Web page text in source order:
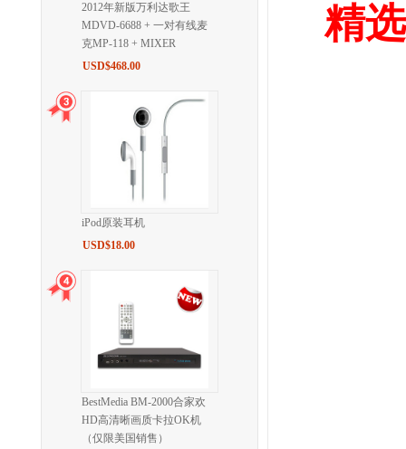
2012年新版万利达歌王
MDVD-6688 + 一对有线麦
克MP-118 + MIXER
USD$468.00
iPod原装耳机
USD$18.00
BestMedia BM-2000合家欢
HD高清晰画质卡拉OK机
（仅限美国销售）
精